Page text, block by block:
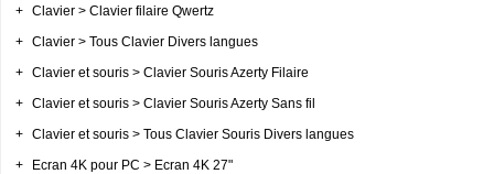
+ Clavier > Clavier filaire Qwertz
+ Clavier > Tous Clavier Divers langues
+ Clavier et souris > Clavier Souris Azerty Filaire
+ Clavier et souris > Clavier Souris Azerty Sans fil
+ Clavier et souris > Tous Clavier Souris Divers langues
+
Ecran 4K pour PC > Ecran 4K 27"